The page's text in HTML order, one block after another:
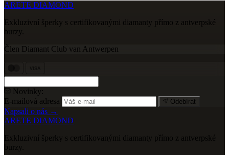
ARETE DIAMOND
Exkluzivní šperky s certifikovanými diamanty přímo z antverpské
burzy.
Člen Diamant Club van Antwerpen
Novinky:
E-mailová adresa
Odebírat
Napsali o nás →
ARETE DIAMOND
Exkluzivní šperky s certifikovanými diamanty přímo z antverpské
burzy.